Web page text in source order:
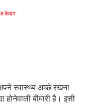
केयर
स्वास्थ्य अच्छे रखना
बीमारी है। इसी